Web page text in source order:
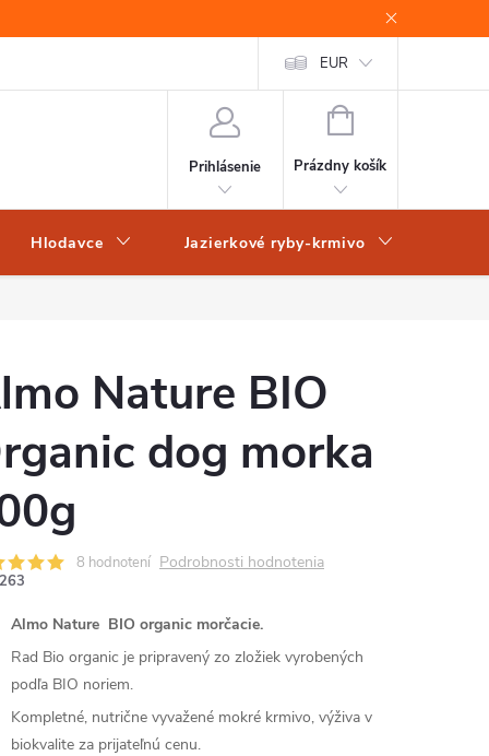
EUR
Prihlásenie
NÁKUPNÝ
Prázdny košík
Hlodavce Jazierkové ryby-krmivo
Nature BIO
dog morka
8 hodnotení Podrobnosti hodnotenia
263
Almo Nature BIO organic morčacie.
Rad Bio organic je pripravený zo zložiek vyrobených
podľa BIO noriem.
Kompletné, nutrične vyvažené mokré krmivo, výživa v
biokvalite za prijateľnú cenu.